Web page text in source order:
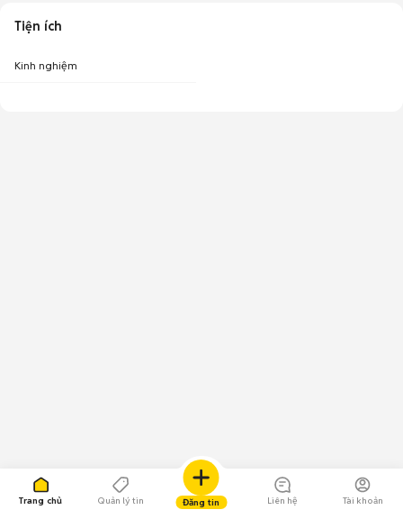
Trang chủ Quản lý tin Đăng tin Liên hệ Tài khoản
Tiện ích
Kinh nghiệm